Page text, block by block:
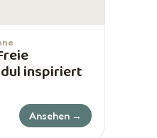
inspiriert
Ansehen →